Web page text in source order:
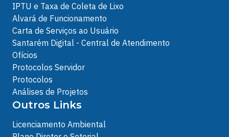
IPTU e Taxa de Coleta de Lixo
Alvará de Funcionamento
Carta de Serviços ao Usuário
Santarém Digital - Central de Atendimento
Ofícios
Protocolos Servidor
Protocolos
Análises de Projetos
Outros Links
Licenciamento Ambiental